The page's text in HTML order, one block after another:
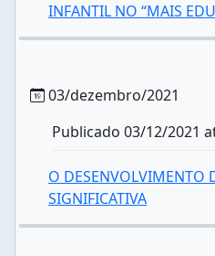
INFANTIL NO “MAIS
03/dezembro/2021
Publicado 03/12/2021
O DESENVOLVIMENTO
SIGNIFICATIVA